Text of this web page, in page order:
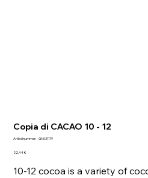
Copia di CACAO 10 - 12
Artikelnummer:
Artikelnummer:
GN031179
Preis
22,44 €
10-12 cocoa is a variety of